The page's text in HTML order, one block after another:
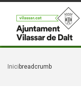
Inici breadcrumb